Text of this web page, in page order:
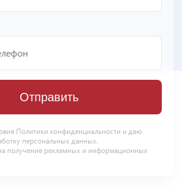
Отправить
Политики конфиденциальности и даю
персональных данных.
получение рекламных и информационных